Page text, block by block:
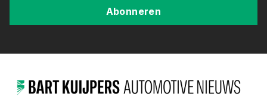
Abonneren